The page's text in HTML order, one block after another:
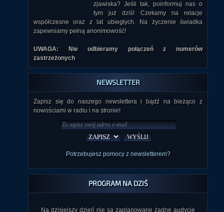
zjawiska? Jeśli tak, poinformuj nas o
tym już dziś! Czekamy na relacje
współczesne oraz z lat ubiegłych. Na życzenie świadka
zapewniamy pełną anonimowość!
UWAGA: Nie odbieramy połączeń z numerów
zastrzeżonych
NEWSLETTER
Zapisz się do naszego newslettera i bądź na bieżąco z
nowościami w radiu i na stronie!
Potrzebujesz pomocy z newsletterem?
PROGRAM NA DZIŚ
Na dzisiejszy dzień nie są zaplanowane żadne audycje